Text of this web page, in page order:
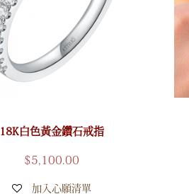
18K白色黃金鑽石戒指
$5,100.00
加入心願清單